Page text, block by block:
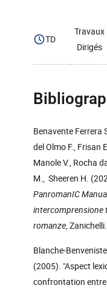
TD
Travaux
Dirigés
Benavente Ferrera
del Olmo F., Frisan
Manole V., Rocha
M., Sheeren H.
PanromanIC
intercomprensione
romanze,Zanichelli.
Blanche-
(2005). "Aspect
confrontation